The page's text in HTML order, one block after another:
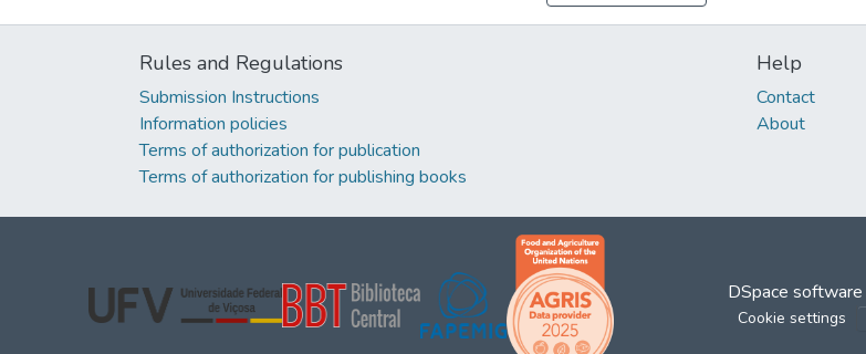
Rules and Regulations
Submission Instructions
Information policies
Terms of authorization for publication
Terms of authorization for publishing books
Help
Contact
About
DSpace software
Cookie settings